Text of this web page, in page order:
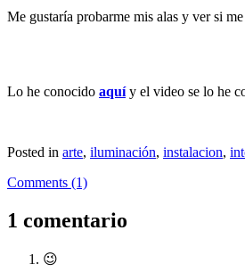
Me gustaría probarme mis alas y ver si
Lo he conocido aquíy el video se lo he
Posted in arte, iluminación, instalacion,
Comments (1)
1 comentario
😉